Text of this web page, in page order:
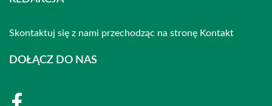
Skontaktuj się z nami przechodząc na stronę Kontakt
DOŁĄCZ DO NAS